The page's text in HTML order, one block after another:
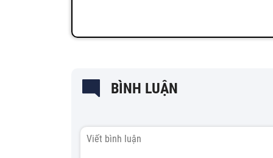
BÌNH LUẬN